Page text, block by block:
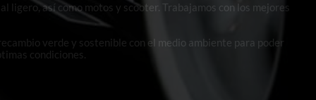
ligero, así como motos y scooter. Trabajamos con los mejores
verde y sostenible con el medio ambiente para poder
condiciones.